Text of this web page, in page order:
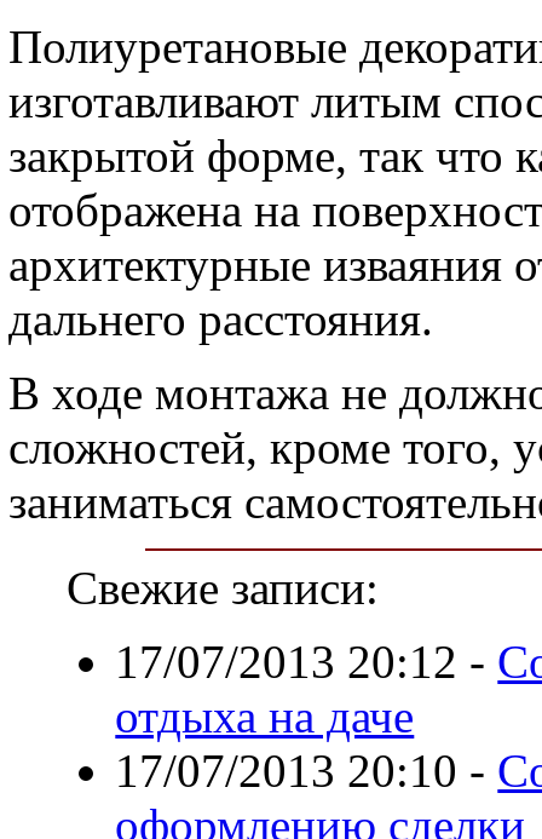
Полиуретановые
изготавливают литым
закрытой форме, так что
отображена на
архитектурные изваяния
дальнего расстояния.
В ходе монтажа не
сложностей, кроме того,
заниматься
Свежие записи:
17/07/2013 20:12 -
отдыха на даче
17/07/2013 20:10 -
оформлению сделки